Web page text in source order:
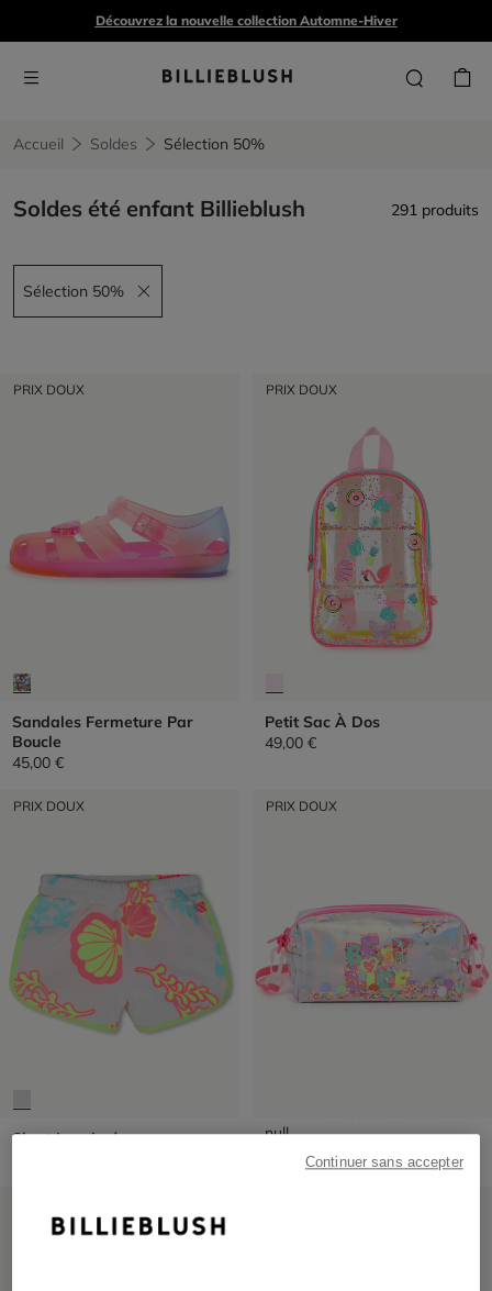
Découvrez la nouvelle collection Automne-Hiver
Accueil Soldes Sélection 50%
Soldes été enfant Billieblush 291 produits
Sélection 50%
Remove filter Sélection 50%
PRIX DOUX
Sandales Fermeture Par
Boucle
45,00 €
PRIX DOUX
Petit Sac À Dos
49,00 €
PRIX DOUX
Short Imprimé
PRIX DOUX
null
Continuer sans accepter